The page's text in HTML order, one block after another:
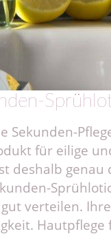
Sekunden-
für eilige
deshalb
verteilen.